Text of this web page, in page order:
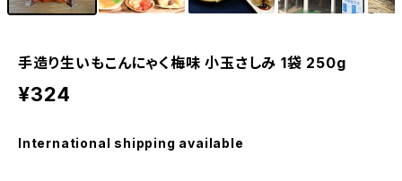
手造り生いもこんにゃく梅味 小玉さしみ 1袋 250g
¥324
International shipping available